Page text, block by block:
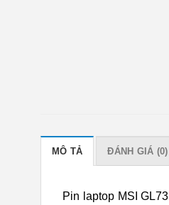
MÔ TẢ ĐÁNH GIÁ (0)
Pin laptop MSI